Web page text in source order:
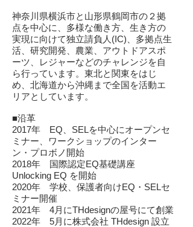
神奈川県横浜市と山形県鶴岡市の２拠
点を中心に、多様な働き方、生き方の
実現に向けて独立請負人(IC)、多拠点生
活、研究開発、農業、アウトドアスポ
ーツ、レジャーなどのチャレンジを自
ら行っています。東北と関東をはじ
め、北海道から沖縄まで全国を活動エ
リアとしています。
■沿革
2017年 EQ、SELを中心にオープンセ
ミナー、ワークショップのインター
ン・プロボノ開始
2018年 国際認定EQ基礎講座
Unlocking EQ を開始
2020年 学校、保護者向けEQ・SELセ
ミナー開催
2021年 4月にTHdesignの屋号にて創業
2022年 5月に株式会社 THdesign 設立